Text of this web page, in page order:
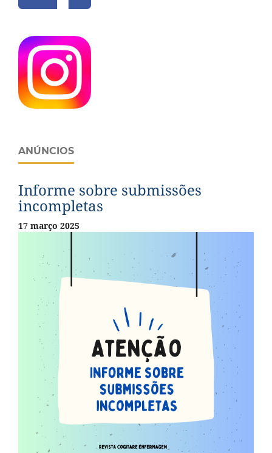
ANÚNCIOS
Informe sobre submissões
incompletas
17 março 2025